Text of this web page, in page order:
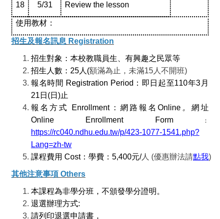
18 5/31 Review the lesson
使用教材：
招生及報名訊息 Registration
招生對象：本校教職員生、有興趣之民眾等
招生人數：25人(額滿為止，未滿15人不開班)
報名時間 Registration Period：即日起至110年3月
21日(日)止
報名方式 Enrollment：網路報名Online 。 網址
Online Enrollment Form：
https://rc040.ndhu.edu.tw/p/423-1077-1541.php?
Lang=zh-tw
課程費用 Cost：學費：5,400元/人 (優惠辦法請點我)
其他注意事項 Others
本課程為非學分班，不頒發學分證明。
退選辦理方式:
請列印退選申請書，